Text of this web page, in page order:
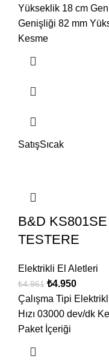
Yükseklik 18 cm
Genişliği 82 mm
Kesme
SatışSıcak
B&D
TESTERE
Elektrikli El Aletleri
₺4.961 ₺4.950
Çalışma Tipi
Hızı 03000 dev/dk
Paket İçeriği